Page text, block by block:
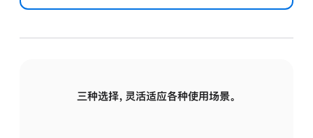
三种选择，灵活适应各种使用场景。